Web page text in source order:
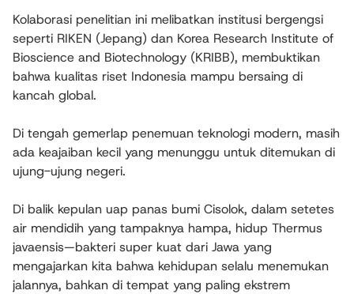
Kolaborasi penelitian ini melibatkan institusi bergengsi
seperti RIKEN (Jepang) dan Korea Research Institute of
Bioscience and Biotechnology (KRIBB), membuktikan
bahwa kualitas riset Indonesia mampu bersaing di
kancah global.
Di tengah gemerlap penemuan teknologi modern, masih
ada keajaiban kecil yang menunggu untuk ditemukan di
ujung-ujung negeri.
Di balik kepulan uap panas bumi Cisolok, dalam setetes
air mendidih yang tampaknya hampa, hidup Thermus
javaensis—bakteri super kuat dari Jawa yang
mengajarkan kita bahwa kehidupan selalu menemukan
jalannya, bahkan di tempat yang paling ekstrem